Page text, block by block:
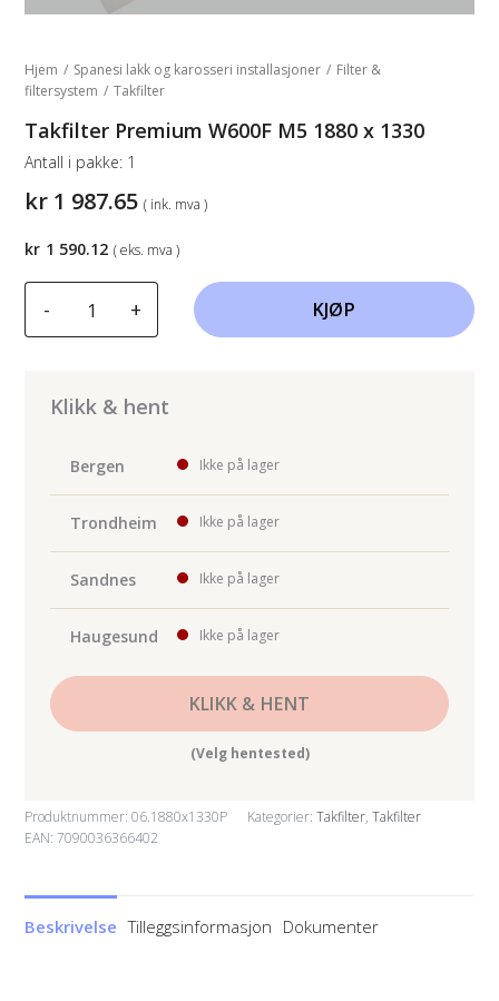
Hjem / Spanesi lakk og karosseri installasjoner / Filter &
filtersystem / Takfilter
Takfilter Premium W600F M5 1880 x 1330
kr 1 987.65 ( ink. mva )
Antall i pakke: 1
-
Premium
1880
antall
+ KJØP
Klikk & hent
Bergen Ikke på lager
Trondheim Ikke på lager
Sandnes Ikke på lager
Haugesund Ikke på lager
KLIKK & HENT
(Velg hentested)
Produktnummer:06.1880x1330P Kategorier:Takfilter,Takfilter
EAN: 7090036366402
kr 1 590.12 ( eks. mva )
Beskrivelse Tilleggsinformasjon Dokumenter